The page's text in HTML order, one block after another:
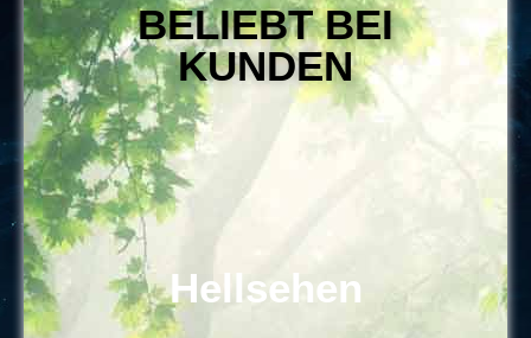
BELIEBT BEI
KUNDEN
Hellsehen